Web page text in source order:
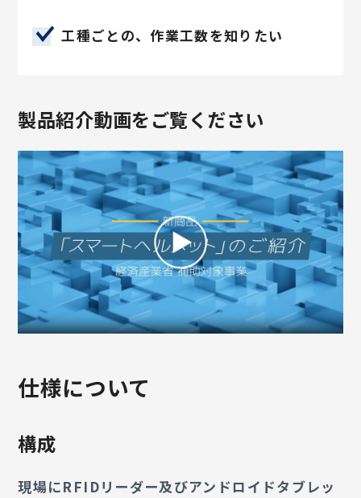
工種ごとの、作業工数を知りたい
製品紹介動画をご覧ください
仕様について
構成
現場にRFIDリーダー及びアンドロイドタブレッ